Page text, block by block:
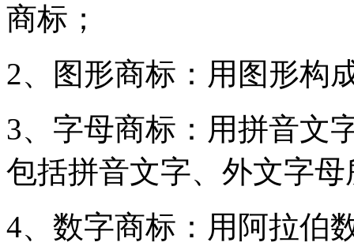
商标；
2、图形商标：用图形构
3、字母商标：用拼音文
包括拼音文字、外文字
4、数字商标：用阿拉伯